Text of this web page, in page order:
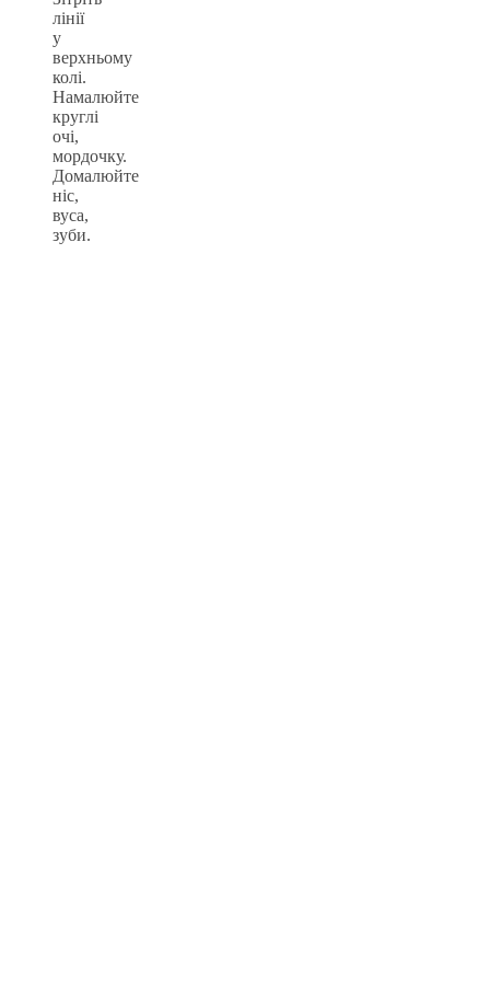
лінії
у
верхньому
колі.
Намалюйте
круглі
очі,
мордочку.
Домалюйте
ніс,
вуса,
зуби.